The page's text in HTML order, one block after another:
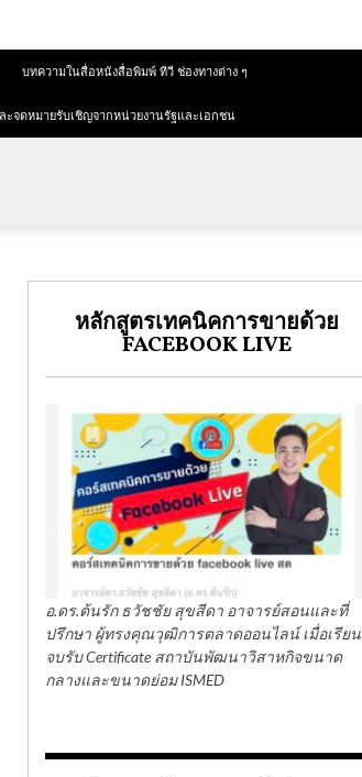
บทความในสื่อหนังสื่อพิมพ์ ทีวี ช่องทางต่าง ๆ
จดหมายรับเชิญจากหน่วยงานรัฐและเอกชน
หลักสูตรเทคนิคการขายด้วย
FACEBOOK LIVE
อ.ดร.ต้นรัก ธวัชชัย สุขสีดา อาจารย์สอนและที่
ปรึกษา ผู้ทรงคุณวุฒิการตลาดออนไลน์ เมื่อเรียน
จบรับ Certificate สถาบันพัฒนาวิสาหกิจขนาด
กลางและขนาดย่อม ISMED